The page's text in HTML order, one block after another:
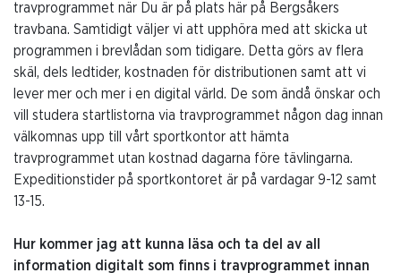
travprogrammet när Du är på plats här på Bergsåkers
travbana. Samtidigt väljer vi att upphöra med att skicka ut
programmen i brevlådan som tidigare. Detta görs av flera
skäl, dels ledtider, kostnaden för distributionen samt att vi
lever mer och mer i en digital värld. De som ändå önskar och
vill studera startlistorna via travprogrammet någon dag innan
välkomnas upp till vårt sportkontor att hämta
travprogrammet utan kostnad dagarna före tävlingarna.
Expeditionstider på sportkontoret är på vardagar 9-12 samt
13-15.
Hur kommer jag att kunna läsa och ta del av all
information digitalt som finns i travprogrammet innan